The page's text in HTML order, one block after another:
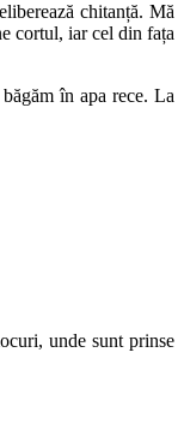
chitanță. Mă
cortul, iar cel din fața
în apa rece. La
unde sunt prinse